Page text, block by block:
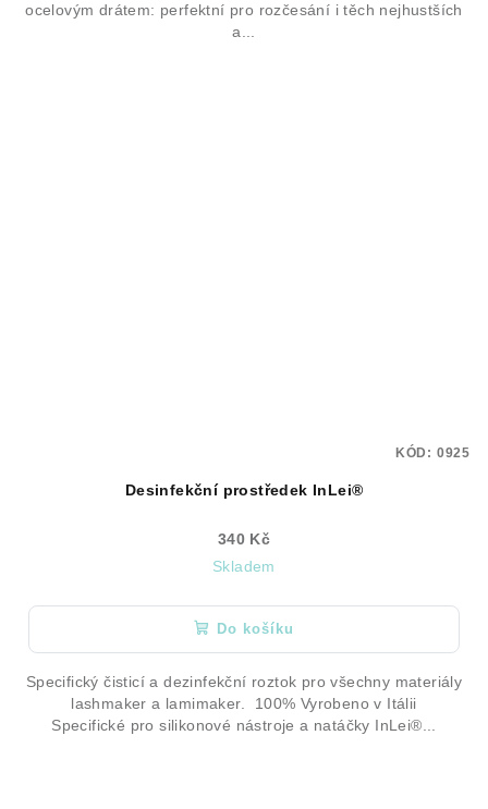
ocelovým drátem: perfektní pro rozčesání i těch nejhustších
a...
Desinfekční prostředek InLei®
340 Kč
Skladem
Do košíku
Specifický čisticí a dezinfekční roztok pro všechny materiály
lashmaker a lamimaker. 100% Vyrobeno v Itálii
Specifické pro silikonové nástroje a natáčky InLei®...
KÓD: 0925